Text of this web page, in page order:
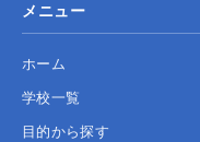
メニュー
ホーム
学校一覧
目的から探す